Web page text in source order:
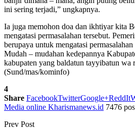
ini sering terjadi,” ungkapnya.
Ia juga memohon doa dan ikhtiyar kita
mengatasi permasalahan tersebut.
berupaya untuk mengatasi
Mudah – mudahan kedepannya
kabupaten yang baldatun tayyibatun wa
(Sund/mas/kominfo)
4
Share FacebookTwitterGoogle+ReddIt
Media online Kharismanews.id 7476
Prev Post